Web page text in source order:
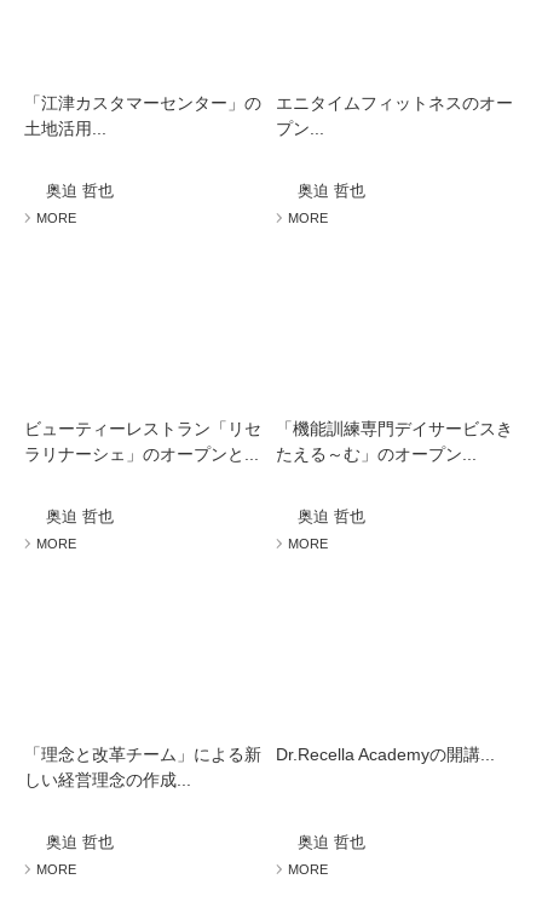
「江津カスタマーセンター」の
土地活用...
奥迫 哲也
MORE
エニタイムフィットネスのオー
プン...
奥迫 哲也
MORE
ビューティーレストラン「リセ
ラリナーシェ」のオープンと...
奥迫 哲也
MORE
「機能訓練専門デイサービスき
たえる～む」のオープン...
奥迫 哲也
MORE
「理念と改革チーム」による新
しい経営理念の作成...
奥迫 哲也
MORE
Dr.Recella Academyの開講...
奥迫 哲也
MORE